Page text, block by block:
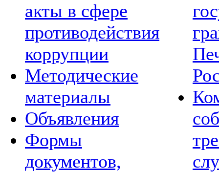
акты в сфере
противодействия
коррупции
Методические
материалы
Объявления
Формы
документов,